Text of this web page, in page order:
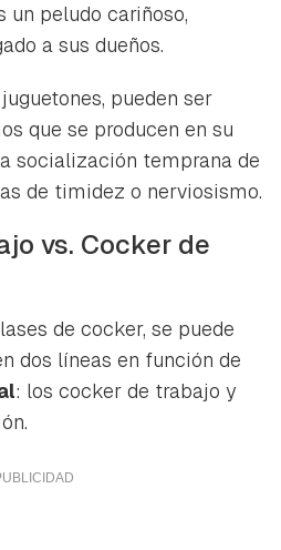
un peludo cariñoso,
a sus dueños.
pueden ser
que se producen en su
socialización temprana de
de timidez o nerviosismo.
vs. Cocker de
de cocker, se puede
dos líneas en función de
: los cocker de trabajo y